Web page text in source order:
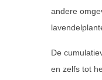
andere
De
en zelfs tot